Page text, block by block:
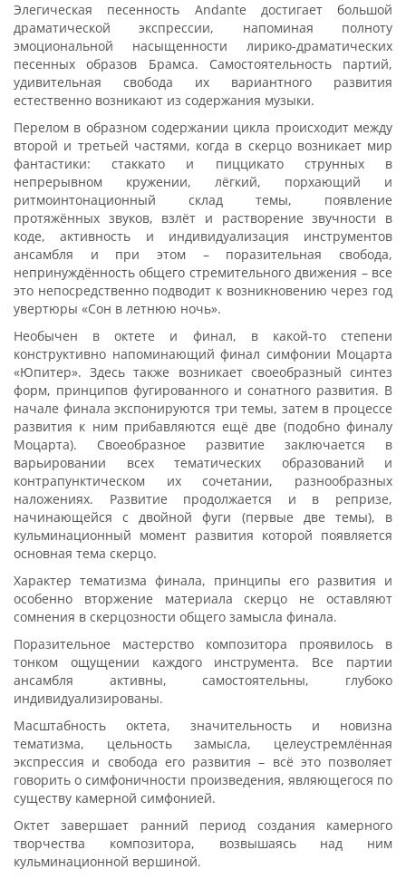
Элегическая песенность Andante достигает большой
драматической экспрессии, напоминая полноту
эмоциональной насыщенности лирико-драматических
песенных образов Брамса. Самостоятельность партий,
удивительная свобода их вариантного развития
естественно возникают из содержания музыки.
Перелом в образном содержании цикла происходит между
второй и третьей частями, когда в скерцо возникает мир
фантастики: стаккато и пиццикато струнных в
непрерывном кружении, лёгкий, порхающий и
ритмоинтонационный склад темы, появление
протяжённых звуков, взлёт и растворение звучности в
коде, активность и индивидуализация инструментов
ансамбля и при этом – поразительная свобода,
непринуждённость общего стремительного движения – все
это непосредственно подводит к возникновению через год
увертюры «Сон в летнюю ночь».
Необычен в октете и финал, в какой-то степени
конструктивно напоминающий финал симфонии Моцарта
«Юпитер». Здесь также возникает своеобразный синтез
форм, принципов фугированного и сонатного развития. В
начале финала экспонируются три темы, затем в процессе
развития к ним прибавляются ещё две (подобно финалу
Моцарта). Своеобразное развитие заключается в
варьировании всех тематических образований и
контрапунктическом их сочетании, разнообразных
наложениях. Развитие продолжается и в репризе,
начинающейся с двойной фуги (первые две темы), в
кульминационный момент развития которой появляется
основная тема скерцо.
Характер тематизма финала, принципы его развития и
особенно вторжение материала скерцо не оставляют
сомнения в скерцозности общего замысла финала.
Поразительное мастерство композитора проявилось в
тонком ощущении каждого инструмента. Все партии
ансамбля активны, самостоятельны, глубоко
индивидуализированы.
Масштабность октета, значительность и новизна
тематизма, цельность замысла, целеустремлённая
экспрессия и свобода его развития – всё это позволяет
говорить о симфоничности произведения, являющегося по
существу камерной симфонией.
Октет завершает ранний период создания камерного
творчества композитора, возвышаясь над ним
кульминационной вершиной.